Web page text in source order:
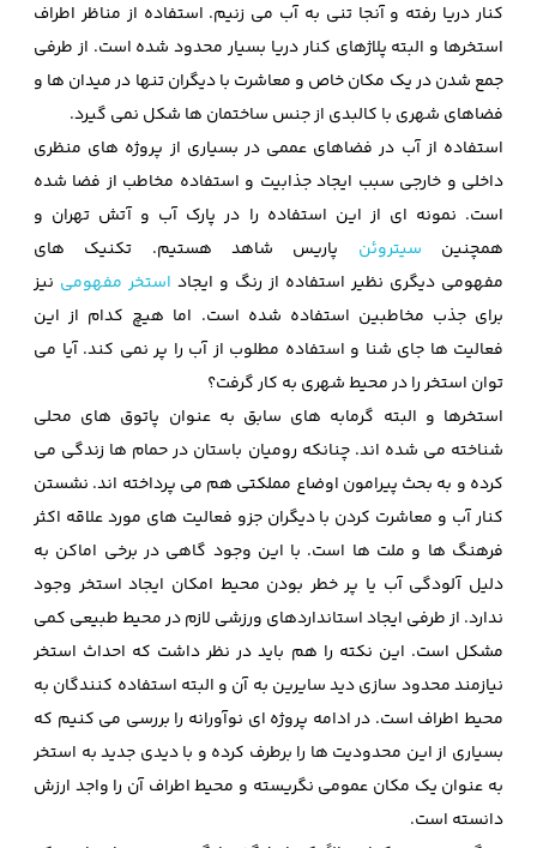
کنار دریا رفته و آنجا تنی به آب می زنیم. استفاده از مناظر اطراف
استخرها و البته پلاژهای کنار دریا بسیار محدود شده است. از طرفی
جمع شدن در یک مکان خاص و معاشرت با دیگران تنها در میدان ها و
فضاهای شهری با کالبدی از جنس ساختمان ها شکل نمی گیرد.
استفاده از آب در فضاهای عممی در بسیاری از پروژه های منظری
داخلی و خارجی سبب ایجاد جذابیت و استفاده مخاطب از فضا شده
است. نمونه ای از این استفاده را در پارک آب و آتش تهران و
همچنین سیتروئن پاریس شاهد هستیم. تکنیک های
مفهومی دیگری نظیر استفاده از رنگ و ایجاد استخر مفهومی نیز
برای جذب مخاطبین استفاده شده است. اما هیچ کدام از این
فعالیت ها جای شنا و استفاده مطلوب از آب را پر نمی کند. آیا می
توان استخر را در محیط شهری به کار گرفت؟
استخرها و البته گرمابه های سابق به عنوان پاتوق های محلی
شناخته می شده اند. چنانکه رومیان باستان در حمام ها زندگی می
کرده و به بحث پیرامون اوضاع مملکتی هم می پرداخته اند. نشستن
کنار آب و معاشرت کردن با دیگران جزو فعالیت های مورد علاقه اکثر
فرهنگ ها و ملت ها است. با این وجود گاهی در برخی اماکن به
دلیل آلودگی آب یا پر خطر بودن محیط امکان ایجاد استخر وجود
ندارد. از طرفی ایجاد استانداردهای ورزشی لازم در محیط طبیعی کمی
مشکل است. این نکته را هم باید در نظر داشت که احداث استخر
نیازمند محدود سازی دید سایرین به آن و البته استفاده کنندگان به
محیط اطراف است. در ادامه پروژه ای نوآورانه را بررسی می کنیم که
بسیاری از این محدودیت ها را برطرف کرده و با دیدی جدید به استخر
به عنوان یک مکان عمومی نگریسته و محیط اطراف آن را واجد ارزش
دانسته است.